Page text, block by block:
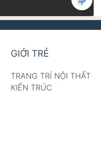
GIỚI TRẺ
TRANG TRÍ NỘI THẤT
KIẾN TRÚC